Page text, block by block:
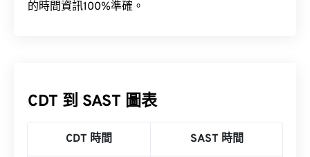
的時間資訊100%準確。
CDT 到 SAST 圖表
CDT 時間 SAST 時間